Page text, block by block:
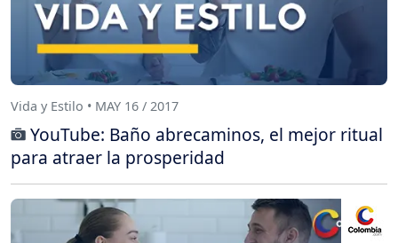
Vida y Estilo • MAY 16 / 2017
YouTube: Baño abrecaminos, el mejor ritual
para atraer la prosperidad